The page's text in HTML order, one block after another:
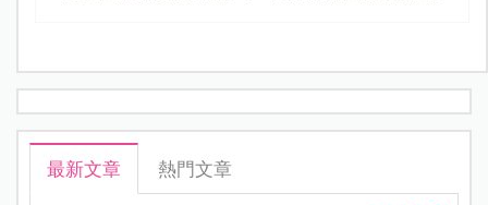
最新文章 熱門文章